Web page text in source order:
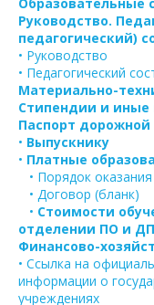
Руководство.
педагогический)
• Руководство
• Педагогический
Материально-
Стипендии и
Паспорт дорожной
• Выпускнику
• Платные
• Порядок
• Договор (бланк)
• Стоимости
отделении ПО и
Финансово-
• Ссылка на
информации о
учреждениях